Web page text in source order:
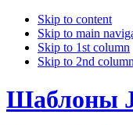
Skip to content
Skip to main
Skip to 1st column
Skip to 2nd column
Шаблоны